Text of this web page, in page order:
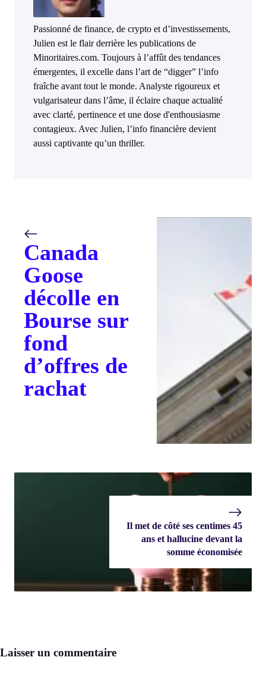
Passionné de finance, de crypto et d’investissements,
Julien est le flair derrière les publications de
Minoritaires.com. Toujours à l’affût des tendances
émergentes, il excelle dans l’art de “digger” l’info
fraîche avant tout le monde. Analyste rigoureux et
vulgarisateur dans l’âme, il éclaire chaque actualité
avec clarté, pertinence et une dose d'enthousiasme
contagieux. Avec Julien, l’info financière devient
aussi captivante qu’un thriller.
Canada
Goose
décolle en
Bourse sur
fond
d’offres de
rachat
Il met de côté ses centimes 45
ans et hallucine devant la
somme économisée
Laisser un commentaire